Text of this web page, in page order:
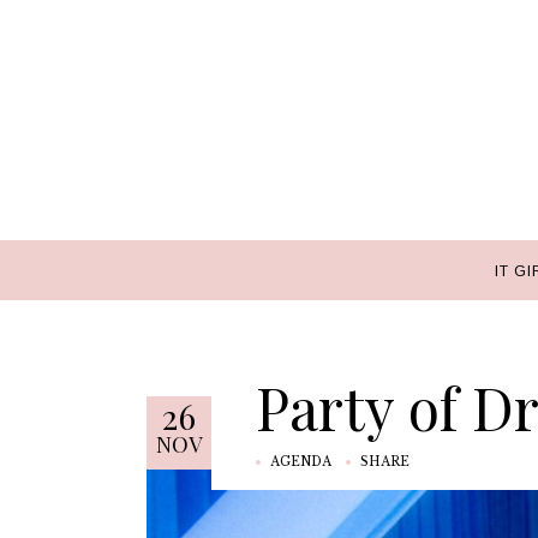
IT
IT
26
NOV Party of
AGENDA SHARE